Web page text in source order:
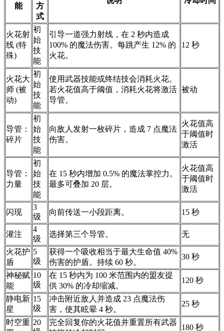
能
方
式
火花射
线 (特
殊)
初
始
技
能
引导一道强力射线，在 2 秒内造成
100% 的魔法伤害。每跳产生 12% 的
火花。
12 秒
火花大
师 (被
动)
初
始
技
能
使用武器技能或终结技会消耗火花。
若火花值高于阈值，消耗火花将激活
导管。
被动
导管：
碎片
初
始
技
能
向敌人发射一枚碎片，造成 7 点魔法
伤害。
火花值高
于阈值时
激活
导管：
力量
初
始
技
能
在 15 秒内增加 0.5% 的魔法掌控力。
最多可叠加 20 层。
火花值高
于阈值时
激活
闪现
3
级
向前传送一小段距离。 15 秒
灌注
4
级
选择第三个导管。 无
火花护
盾
5
级
获得一个吸收相当于最大生命值 40%
伤害的护盾。持续 60 秒。
30 秒
神秘赋
能
10
级
在 15 秒内为 100 米范围内的盟友提
供 30% 的冷却缩减。
120 秒
静电新
星
15
级
冲击附近敌人并造成 23 点魔法伤
害，使其眩晕 4 秒。
25 秒
时空重 20
完全回复你的火花值并重置所有武器
180 秒